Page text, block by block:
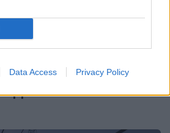
Data Access Privacy Policy
η ιστορική μείωση